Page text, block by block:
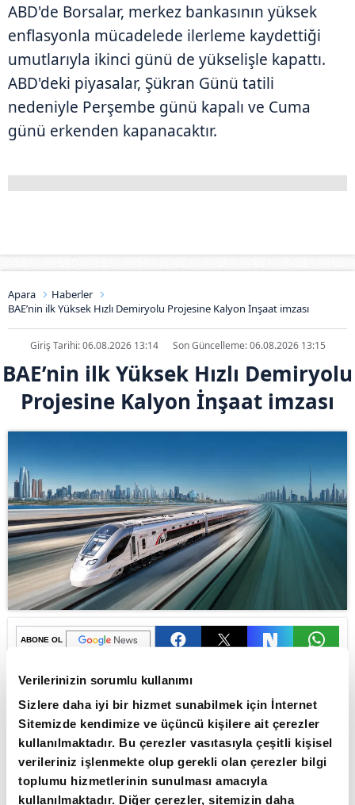
Verilerinizin sorumlu kullanımı
Sizlere daha iyi bir hizmet sunabilmek için İnternet
Sitemizde kendimize ve üçüncü kişilere ait çerezler
kullanılmaktadır. Bu çerezler vasıtasıyla çeşitli kişisel
verileriniz işlenmekte olup gerekli olan çerezler bilgi
toplumu hizmetlerinin sunulması amacıyla
kullanılmaktadır. Diğer çerezler, sitemizin daha
ABD'de Borsalar, merkez bankasının yüksek
enflasyonla mücadelede ilerleme kaydettiği
umutlarıyla ikinci günü de yükselişle kapattı.
ABD'deki piyasalar, Şükran Günü tatili
nedeniyle Perşembe günü kapalı ve Cuma
günü erkenden kapanacaktır.
Apara
Haberler
BAE’nin ilk Yüksek Hızlı Demiryolu Projesine Kalyon İnşaat imzası
Giriş Tarihi: 06.08.2026 13:14 Son Güncelleme: 06.08.2026 13:15
BAE’nin ilk Yüksek Hızlı Demiryolu
Projesine Kalyon İnşaat imzası
ABONE OL
Türkiye’de ve dünyanın farklı
coğrafyalarında hayata geçirdiği
havalimanları, otoyollar, demiryolu
hatları, tüneller ve büyük ölçekli
altyapı projeleriyle sektörde öncü ve
güçlü bir konuma sahip olan Kalyon